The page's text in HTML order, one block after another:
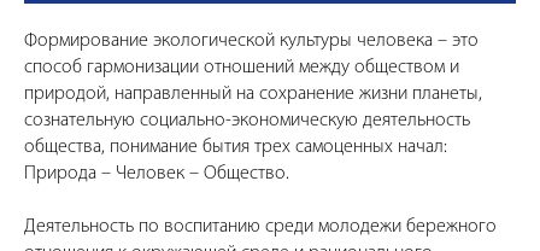
Формирование экологической культуры человека – это
способ гармонизации отношений между обществом и
природой, направленный на сохранение жизни планеты,
сознательную социально-экономическую деятельность
общества, понимание бытия трех самоценных начал:
Природа – Человек – Общество.
Деятельность по воспитанию среди молодежи бережного